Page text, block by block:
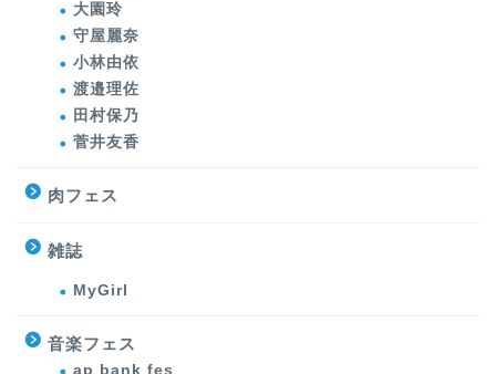
大園玲
守屋麗奈
小林由依
渡邉理佐
田村保乃
菅井友香
肉フェス
雑誌
MyGirl
音楽フェス
ap bank fes